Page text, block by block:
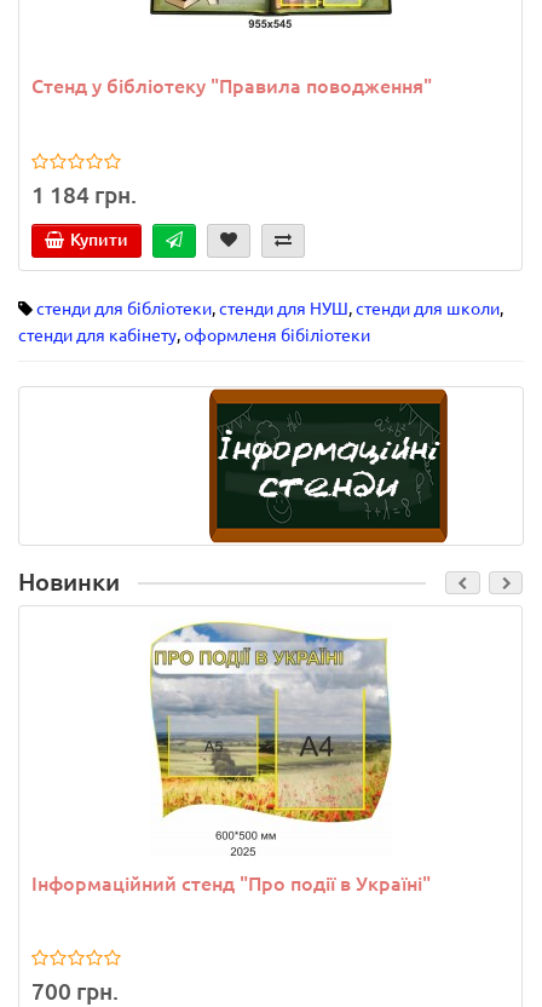
Стенд у бібліотеку "Правила поводження"
1 184 грн.
Купити
стенди для бібліотеки,стенди для НУШ,стенди для школи,
стенди для кабінету,оформленя бібіліотеки
Новинки
Інформаційний стенд "Про події в Україні"
700 грн.